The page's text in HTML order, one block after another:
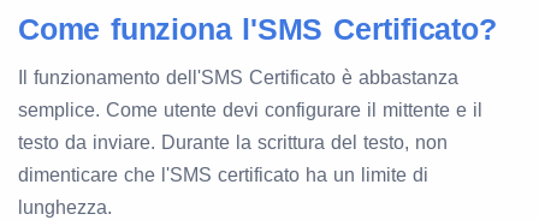
Come funziona l'SMS Certificato?
Il funzionamento dell'SMS Certificato è abbastanza
semplice. Come utente devi configurare il mittente e il
testo da inviare. Durante la scrittura del testo, non
dimenticare che l'SMS certificato ha un limite di
lunghezza.